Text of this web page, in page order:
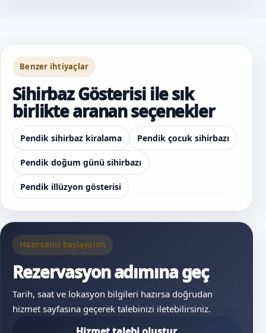
Benzer ihtiyaçlar
Sihirbaz Gösterisi ile sık
birlikte aranan seçenekler
Pendik sihirbaz kiralama Pendik çocuk sihirbazı
Pendik doğum günü sihirbazı
Pendik illüzyon gösterisi
Hazırsanız başlayalım
Rezervasyon adımına geç
Tarih, saat ve lokasyon bilgileri hazırsa doğrudan
hizmet sayfasına geçerek talebinizi iletebilirsiniz.